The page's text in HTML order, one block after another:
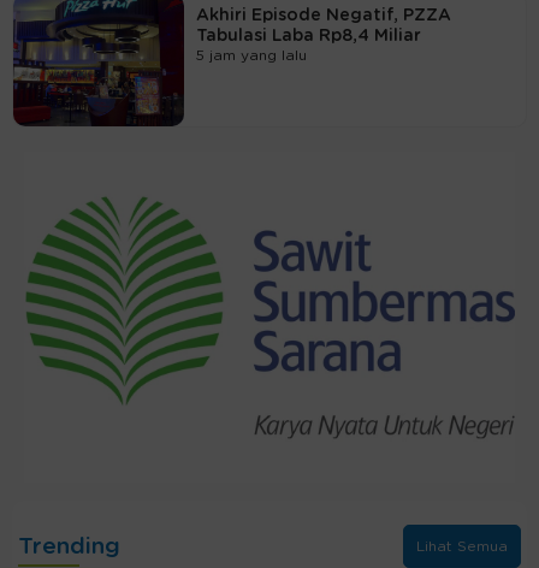
Akhiri Episode Negatif, PZZA
Tabulasi Laba Rp8,4 Miliar
5 jam yang lalu
Trending Lihat Semua